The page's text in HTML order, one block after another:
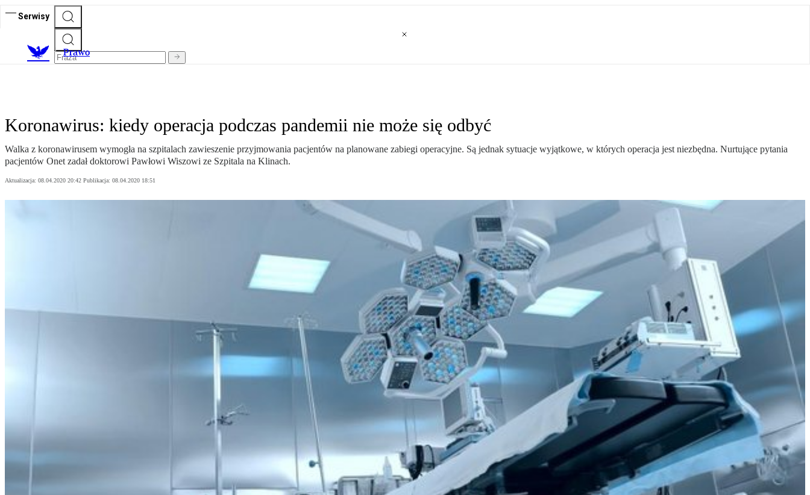
Serwisy
Prawo
Koronawirus: kiedy operacja podczas pandemii nie może się odbyć
Walka z koronawirusem wymogła na szpitalach zawieszenie przyjmowania pacjentów na planowane zabiegi operacyjne. Są jednak sytuacje wyjątkowe, w których operacja jest niezbędna. Nurtujące pytania
pacjentów Onet zadał doktorowi Pawłowi Wiszowi ze Szpitala na Klinach.
Aktualizacja: 08.04.2020 20:42 Publikacja: 08.04.2020 18:51